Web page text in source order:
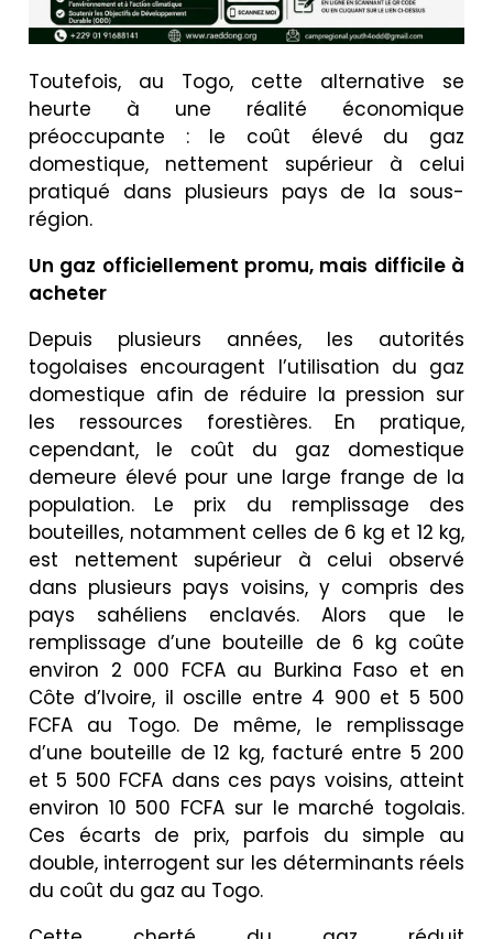
Toutefois, au Togo, cette alternative se
heurte à une réalité économique
préoccupante : le coût élevé du gaz
domestique, nettement supérieur à celui
pratiqué dans plusieurs pays de la sous-
région.
Un gaz officiellement promu, mais difficile à
acheter
Depuis plusieurs années, les autorités
togolaises encouragent l’utilisation du gaz
domestique afin de réduire la pression sur
les ressources forestières. En pratique,
cependant, le coût du gaz domestique
demeure élevé pour une large frange de la
population. Le prix du remplissage des
bouteilles, notamment celles de 6 kg et 12 kg,
est nettement supérieur à celui observé
dans plusieurs pays voisins, y compris des
pays sahéliens enclavés. Alors que le
remplissage d’une bouteille de 6 kg coûte
environ 2 000 FCFA au Burkina Faso et en
Côte d’Ivoire, il oscille entre 4 900 et 5 500
FCFA au Togo. De même, le remplissage
d’une bouteille de 12 kg, facturé entre 5 200
et 5 500 FCFA dans ces pays voisins, atteint
environ 10 500 FCFA sur le marché togolais.
Ces écarts de prix, parfois du simple au
double, interrogent sur les déterminants réels
du coût du gaz au Togo.